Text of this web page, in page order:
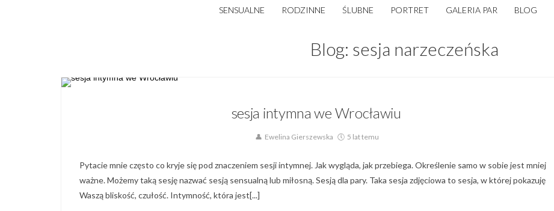
SENSUALNE RODZINNE ŚLUBNE PORTRET GALERIA PAR BLOG
Blog: sesja narzeczeńska
sesja intymna we Wrocławiu
Ewelina Gierszewska 5 lat temu
Pytacie mnie często co kryje się pod znaczeniem sesji intymnej. Jak wygląda, jak przebiega. Określenie samo w sobie jest mniej
ważne. Możemy taką sesję nazwać sesją sensualną lub miłosną. Sesją dla pary. Taka sesja zdjęciowa to sesja, w której pokazuję
Waszą bliskość, czułość. Intymność, która jest[...]